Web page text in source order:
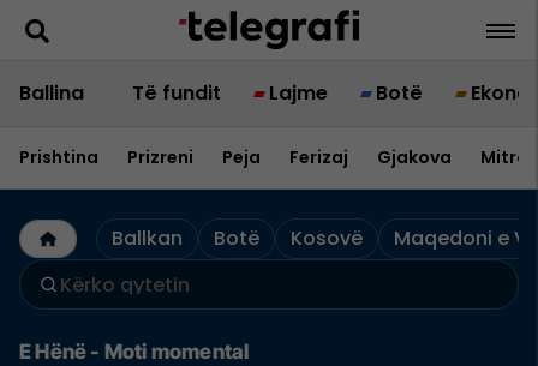
Ballina Të fundit Lajme Botë
Prishtina Prizreni Peja Ferizaj Gjakova
Ballkan Botë Kosovë Maqedoni e
E Hënë - Moti momental